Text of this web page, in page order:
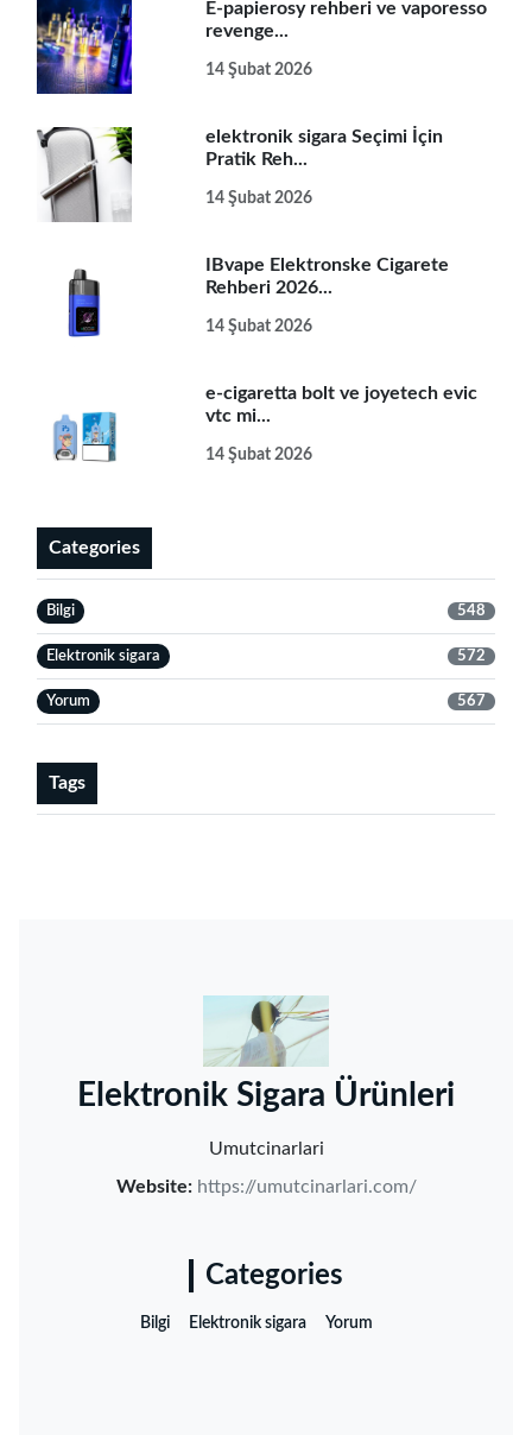
E-papierosy rehberi ve vaporesso
revenge...
14 Şubat 2026
elektronik sigara Seçimi İçin
Pratik Reh...
14 Şubat 2026
IBvape Elektronske Cigarete
Rehberi 2026...
14 Şubat 2026
e-cigaretta bolt ve joyetech evic
vtc mi...
14 Şubat 2026
Categories
Bilgi 548
Elektronik sigara 572
Yorum 567
Tags
‌Elektronik Sigara Ürünleri‌
Umutcinarlari
Website: https://umutcinarlari.com/
Categories
Bilgi Elektronik sigara Yorum